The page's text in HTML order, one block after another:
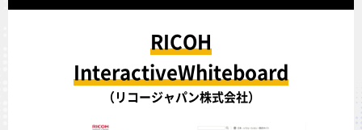
RICOH
InteractiveWhiteboard
（リコージャパン株式会社）